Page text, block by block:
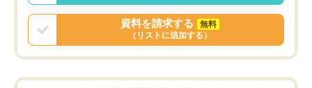
資料を請求する
無料
（リストに追加する）